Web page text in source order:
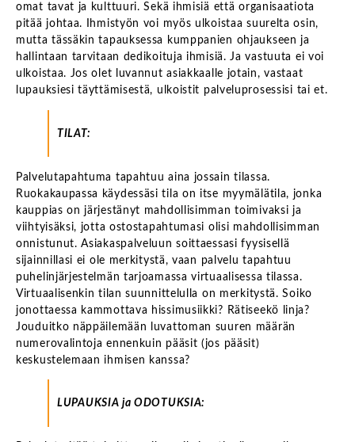
omat tavat ja kulttuuri. Sekä ihmisiä että organisaatiota
pitää johtaa. Ihmistyön voi myös ulkoistaa suurelta osin,
mutta tässäkin tapauksessa kumppanien ohjaukseen ja
hallintaan tarvitaan dedikoituja ihmisiä. Ja vastuuta ei voi
ulkoistaa. Jos olet luvannut asiakkaalle jotain, vastaat
lupauksiesi täyttämisestä, ulkoistit palveluprosessisi tai et.
TILAT:
Palvelutapahtuma tapahtuu aina jossain tilassa.
Ruokakaupassa käydessäsi tila on itse myymälätila, jonka
kauppias on järjestänyt mahdollisimman toimivaksi ja
viihtyisäksi, jotta ostostapahtumasi olisi mahdollisimman
onnistunut. Asiakaspalveluun soittaessasi fyysisellä
sijainnillasi ei ole merkitystä, vaan palvelu tapahtuu
puhelinjärjestelmän tarjoamassa virtuaalisessa tilassa.
Virtuaalisenkin tilan suunnittelulla on merkitystä. Soiko
jonottaessa kammottava hissimusiikki? Rätiseekö linja?
Jouduitko näppäilemään luvattoman suuren määrän
numerovalintoja ennenkuin pääsit (jos pääsit)
keskustelemaan ihmisen kanssa?
LUPAUKSIA ja ODOTUKSIA: